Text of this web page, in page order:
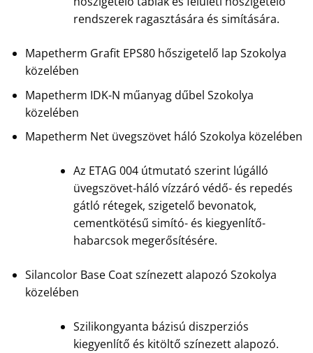
rendszerek ragasztására és simítására.
Mapetherm Grafit EPS80 hőszigetelő lap Szokolya
közelében
Mapetherm IDK-N műanyag dűbel Szokolya
közelében
Mapetherm Net üvegszövet háló Szokolya közelében
Az ETAG 004 útmutató szerint lúgálló
üvegszövet-háló vízzáró védő- és repedés
gátló rétegek, szigetelő bevonatok,
cementkötésű simító- és kiegyenlítő-
habarcsok megerősítésére.
Silancolor Base Coat színezett alapozó Szokolya
közelében
Szilikongyanta bázisú diszperziós
kiegyenlítő és kitöltő színezett alapozó.